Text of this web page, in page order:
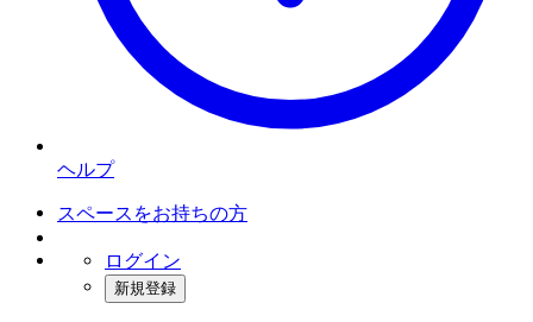
ヘルプ
スペースをお持ちの方
ログイン
新規登録